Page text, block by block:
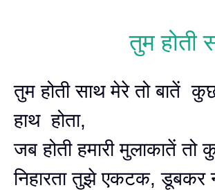
तुम होती
तुम होती साथ मेरे तो बातें
हाथ होता,
जब होती हमारी मुलाकातें तो
निहारता तुझे एकटक, डूबकर